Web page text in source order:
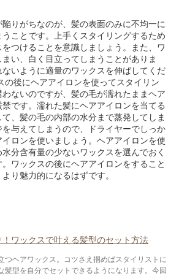
りがちなのが、髪の表面のみに不均一に
ことです。上手くスタイリングするため
つけることを意識しましょう。また、ワ
い、白く目立ってしまうことがありま
いように適量のワックスを伸ばしてくだ
の後にヘアアイロンを使ってスタイリン
ないのですが、髪の毛が濡れたままヘア
です。濡れた髪にヘアアイロンを当てる
、髪の毛の内部の水分まで蒸発してしま
与えてしまうので、ドライヤーでしっか
ロンを使いましょう。ヘアアイロンを使
分含有量の少ないワックスを選んでおく
ワックスの後にヘアアイロンをすること
り魅力的になるはずです。
！ワックスで叶える髪型のセット方法
つヘアワックス。コツさえ掴めばスタイリストに
髪型を自分でセットできるようになります。今回